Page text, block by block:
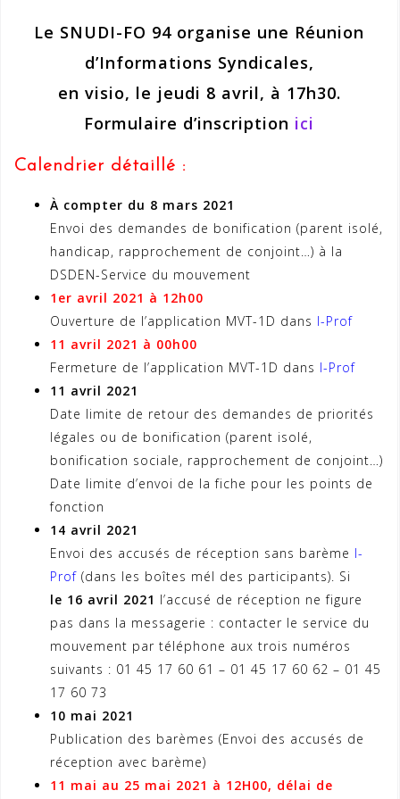
Le SNUDI-FO 94 organise une Réunion
d’Informations Syndicales,
en visio, le jeudi 8 avril, à 17h30.
Formulaire d’inscription ici
Calendrier détaillé :
À compter du 8 mars 2021
Envoi des demandes de bonification (parent isolé,
handicap, rapprochement de conjoint…) à la
DSDEN-Service du mouvement
1er avril 2021 à 12h00
Ouverture de l’application MVT-1D dans I-Prof
11 avril 2021 à 00h00
Fermeture de l’application MVT-1D dans I-Prof
11 avril 2021
Date limite de retour des demandes de priorités
légales ou de bonification (parent isolé,
bonification sociale, rapprochement de conjoint…)
Date limite d’envoi de la fiche pour les points de
fonction
14 avril 2021
Envoi des accusés de réception sans barème I-
Prof (dans les boîtes mél des participants). Si
le 16 avril 2021 l’accusé de réception ne figure
pas dans la messagerie : contacter le service du
mouvement par téléphone aux trois numéros
suivants : 01 45 17 60 61 – 01 45 17 60 62 – 01 45
17 60 73
10 mai 2021
Publication des barèmes (Envoi des accusés de
réception avec barème)
11 mai au 25 mai 2021 à 12H00, délai de